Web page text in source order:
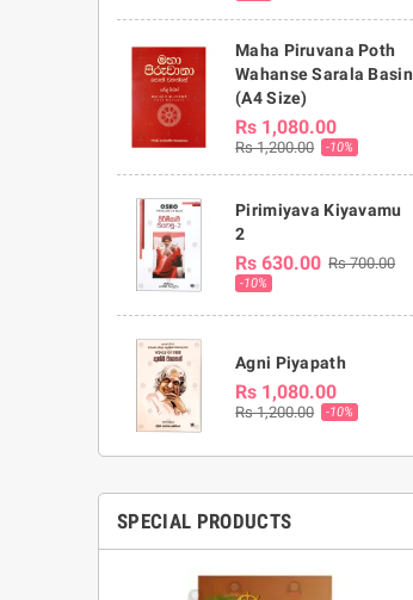
Maha Piruvana Poth
Wahanse Sarala Basin
(A4 Size)
Rs 1,080.00
Rs 1,200.00 -10%
Pirimiyava Kiyavamu
2
Rs 630.00 Rs 700.00
-10%
Agni Piyapath
Rs 1,080.00
Rs 1,200.00 -10%
SPECIAL PRODUCTS